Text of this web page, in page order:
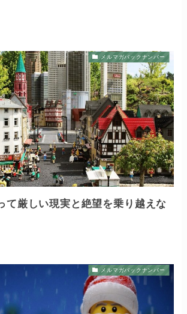
メルマガバックナンバー
て厳しい現実と絶望を乗り越えな
メルマガバックナンバー